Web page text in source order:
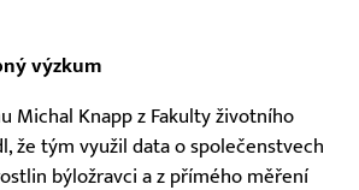
výzkum
Michal Knapp z Fakulty životního
že tým využil data o společenstvech
býložravci a z přímého měření